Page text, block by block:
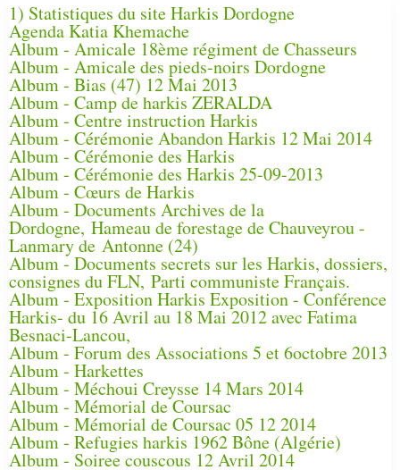
1) Statistiques du site Harkis Dordogne
Agenda Katia Khemache
Album - Amicale 18ème régiment de Chasseurs
Album - Amicale des pieds-noirs Dordogne
Album - Bias (47) 12 Mai 2013
Album - Camp de harkis ZERALDA
Album - Centre instruction Harkis
Album - Cérémonie Abandon Harkis 12 Mai 2014
Album - Cérémonie des Harkis
Album - Cérémonie des Harkis 25-09-2013
Album - Cœurs de Harkis
Album - Documents Archives de la
Dordogne, Hameau de forestage de Chauveyrou -
Lanmary de Antonne (24)
Album - Documents secrets sur les Harkis, dossiers,
consignes du FLN, Parti communiste Français.
Album - Exposition Harkis Exposition - Conférence
Harkis- du 16 Avril au 18 Mai 2012 avec Fatima
Besnaci-Lancou,
Album - Forum des Associations 5 et 6octobre 2013
Album - Harkettes
Album - Méchoui Creysse 14 Mars 2014
Album - Mémorial de Coursac
Album - Mémorial de Coursac 05 12 2014
Album - Refugies harkis 1962 Bône (Algérie)
Album - Soiree couscous 12 Avril 2014